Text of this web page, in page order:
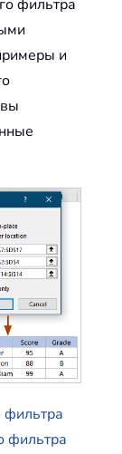
фильтра
и
фильтра